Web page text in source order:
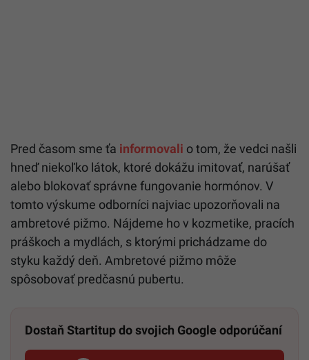
Pred časom sme ťa informovali o tom, že vedci našli
hneď niekoľko látok, ktoré dokážu imitovať, narúšať
alebo blokovať správne fungovanie hormónov. V
tomto výskume odborníci najviac upozorňovali na
ambretové pižmo. Nájdeme ho v kozmetike, pracích
práškoch a mydlách, s ktorými prichádzame do
styku každý deň. Ambretové pižmo môže
spôsobovať predčasnú pubertu.
Dostaň Startitup do svojich Google odporúčaní